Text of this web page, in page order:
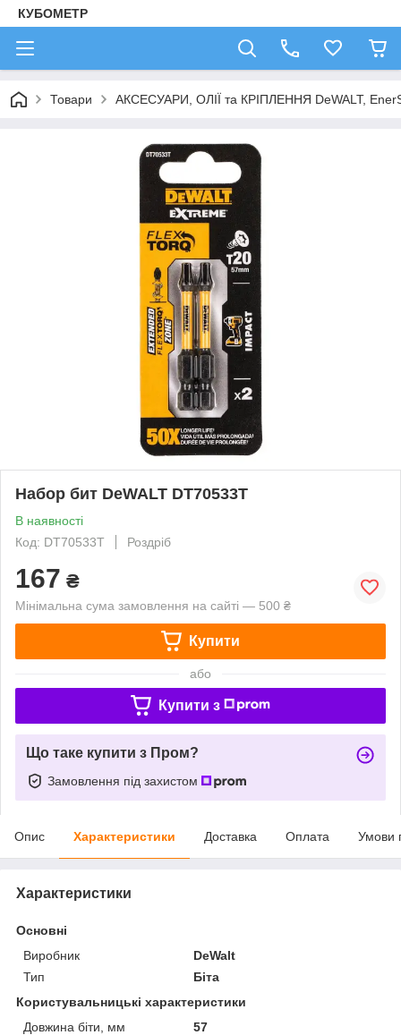
КУБОМЕТР
Товари АКСЕСУАРИ, ОЛІЇ та КРІПЛЕННЯ DeWALT,
Набор бит DeWALT DT70533T
В наявності
Код: DT70533T
Роздріб
167 ₴
Мінімальна сума замовлення на сайті — 500 ₴
Купити
або
Купити з
Що таке купити з Пром?
Замовлення під захистом
Опис Характеристики Доставка Оплата Умови
Характеристики
Основні
Виробник
DeWalt
Тип
Біта
Користувальницькі характеристики
Довжина біти, мм
57